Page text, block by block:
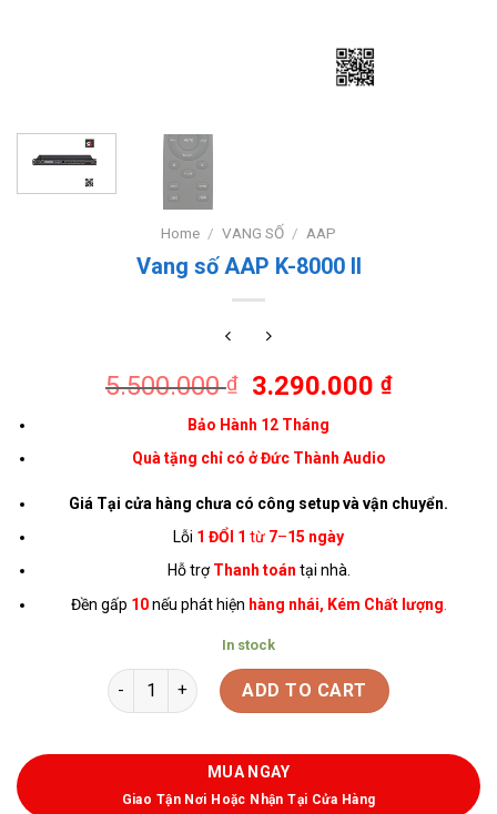
Home / VANG SỐ / AAP
Vang số AAP K-8000 II
5.500.000₫ 3.290.000₫
Bảo Hành 12 Tháng
Quà tặng chỉ có ở Đức Thành Audio
Giá Tại cửa hàng chưa có công setup và vận chuyển.
Lỗi 1 ĐỔI 1 từ 7–15 ngày
Hỗ trợThanh toán tại nhà.
Đền gấp 10 nếu phát hiện hàng nhái, Kém Chất lượng
In stock
ADD TO CART
MUA NGAY
Giao Tận Nơi Hoặc Nhận Tại Cửa Hàng